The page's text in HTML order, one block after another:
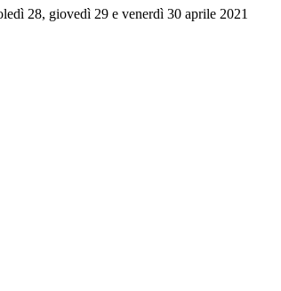
28, giovedì 29 e venerdì 30 aprile 2021